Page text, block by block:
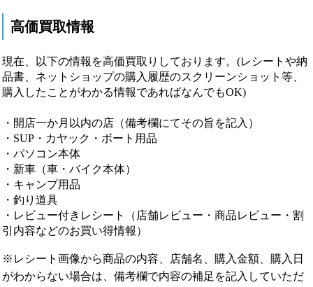
高価買取情報
現在、以下の情報を高価買取りしております。(レシートや納
品書、ネットショップの購入履歴のスクリーンショット等、
購入したことがわかる情報であればなんでもOK)
・開店一か月以内の店（備考欄にてその旨を記入）
・SUP・カヤック・ボート用品
・パソコン本体
・新車（車・バイク本体）
・キャンプ用品
・釣り道具
・レビュー付きレシート（店舗レビュー・商品レビュー・割
引内容などのお買い得情報）
※レシート画像から商品の内容、店舗名、購入金額、購入日
がわからない場合は、備考欄で内容の補足を記入していただ